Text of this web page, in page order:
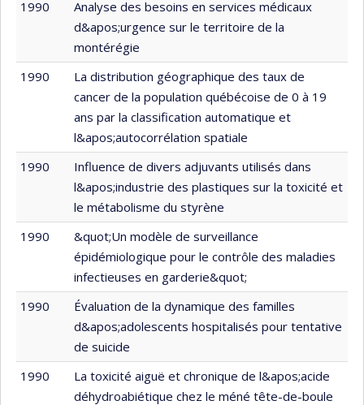
1990
Analyse des besoins en services médicaux
d&apos;urgence sur le territoire de la
montérégie
1990
La distribution géographique des taux de
cancer de la population québécoise de 0 à 19
ans par la classification automatique et
l&apos;autocorrélation spatiale
1990
Influence de divers adjuvants utilisés dans
l&apos;industrie des plastiques sur la toxicité et
le métabolisme du styrène
1990
&quot;Un modèle de surveillance
épidémiologique pour le contrôle des maladies
infectieuses en garderie&quot;
1990
Évaluation de la dynamique des familles
d&apos;adolescents hospitalisés pour tentative
de suicide
1990
La toxicité aiguë et chronique de l&apos;acide
déhydroabiétique chez le méné tête-de-boule